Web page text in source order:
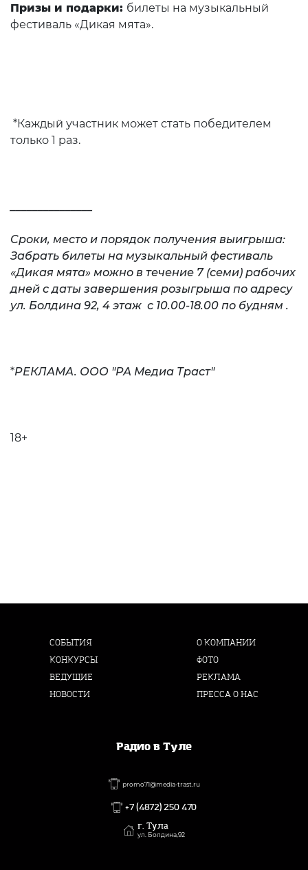
Призы и подарки: билеты на музыкальный
фестиваль «Дикая мята».
*Каждый участник может стать победителем
только 1 раз.
_______________
Cроки, место и порядок получения выигрыша:
Забрать билеты на музыкальный фестиваль
«Дикая мята» можно в течение 7 (семи) рабочих
дней с даты завершения розыгрыша по адресу
ул. Болдина 92, 4 этаж с 10.00-18.00 по будням .
*РЕКЛАМА. ООО "РА Медиа Траст"
18+
СОБЫТИЯ
КОНКУРСЫ
ВЕДУЩИЕ
НОВОСТИ
О КОМПАНИИ
ФОТО
РЕКЛАМА
ПРЕССА О НАС
Радио в Туле
promo71@media-trast.ru
+7 (4872) 250 470
г. Тула
ул. Болдина,92